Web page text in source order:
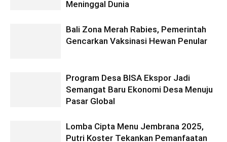
Meninggal Dunia
Bali Zona Merah Rabies, Pemerintah
Gencarkan Vaksinasi Hewan Penular
Program Desa BISA Ekspor Jadi
Semangat Baru Ekonomi Desa Menuju
Pasar Global
Lomba Cipta Menu Jembrana 2025,
Putri Koster Tekankan Pemanfaatan